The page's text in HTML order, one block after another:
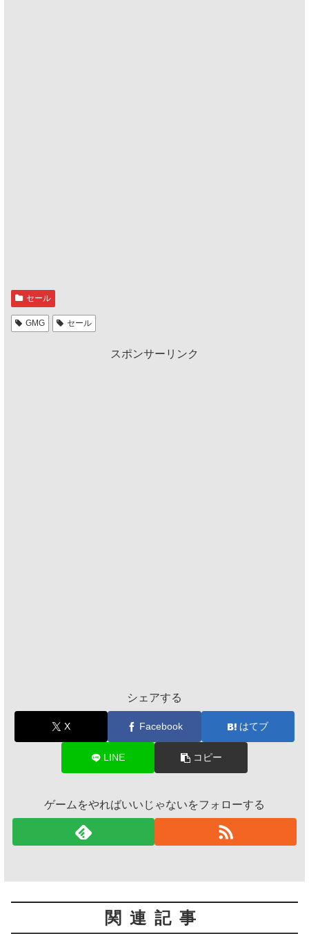
セール
GMG セール
スポンサーリンク
シェアする
X Facebook はてブ
LINE コピー
ゲームをやればいいじゃないをフォローする
関連記事